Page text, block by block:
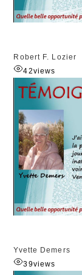
Robert F. Lozier
42views
Yvette Demers
39views